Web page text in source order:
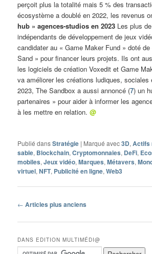
perçoit plus la totalité mais 5 % des
écosystème a doublé en 2022, les revenus
hub » agences-studios en 2023 Les plus
indépendants de développement de jeux
candidater au « Game Maker Fund » doté
Sand » pour financer leurs projets. Ils ont
les logiciels de création Voxedit et Game
va améliorer les créations ludiques,
2023, The Sandbox a aussi annoncé (7) un
partenaires » pour aider à informer les
à les mettre en relation.@
Publié dansStratégie | Marqué avec3D,Actifs
sable, Blockchain,Cryptomonnaies, DeFi,
mobiles,Jeux vidéo,Marques,Métavers,
virtuel,NFT, Publicité en ligne,Web3
Navigation
articles
← Articles plus anciens
DANS EDITION MULTIMÉDI@